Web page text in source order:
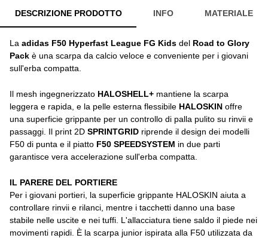
DESCRIZIONE PRODOTTO INFO MATERIALE
La adidas F50 Hyperfast League FG Kids del Road to Glory
Pack è una scarpa da calcio veloce e conveniente per i giovani
sull'erba compatta.
Il mesh ingegnerizzato HALOSHELL+ mantiene la scarpa
leggera e rapida, e la pelle esterna flessibile HALOSKIN offre
una superficie grippante per un controllo di palla pulito su rinvii e
passaggi. Il print 2D SPRINTGRID riprende il design dei modelli
F50 di punta e il piatto F50 SPEEDSYSTEM in due parti
garantisce vera accelerazione sull'erba compatta.
IL PARERE DEL PORTIERE
Per i giovani portieri, la superficie grippante HALOSKIN aiuta a
controllare rinvii e rilanci, mentre i tacchetti danno una base
stabile nelle uscite e nei tuffi. L'allacciatura tiene saldo il piede nei
movimenti rapidi. È la scarpa junior ispirata alla F50 utilizzata da